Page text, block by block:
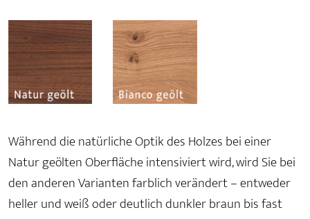
Während die natürliche Optik des Holzes bei einer
Natur geölten Oberfläche intensiviert wird, wird Sie bei
den anderen Varianten farblich verändert – entweder
heller und weiß oder deutlich dunkler braun bis fast